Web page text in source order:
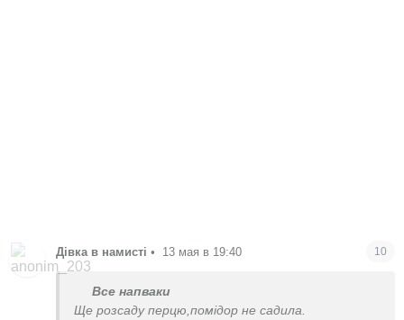
Дівка в намисті • 13 мая в 19:40 10
Все напваки
Ще розсаду перцю,помідор не садила.